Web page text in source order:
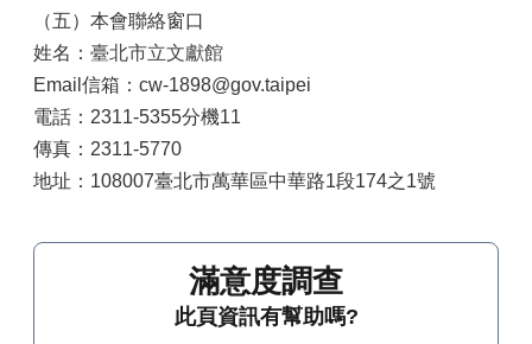
（五）本會聯絡窗口
姓名： 臺北市立文獻館
Email信箱：cw-1898@gov.taipei
電話：2311-5355分機11
傳真：2311-5770
地址：108007臺北市萬華區中華路1段174之1號
滿意度調查
此頁資訊有幫助嗎?